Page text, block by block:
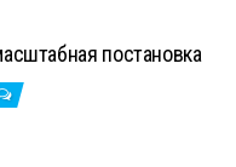
постановка